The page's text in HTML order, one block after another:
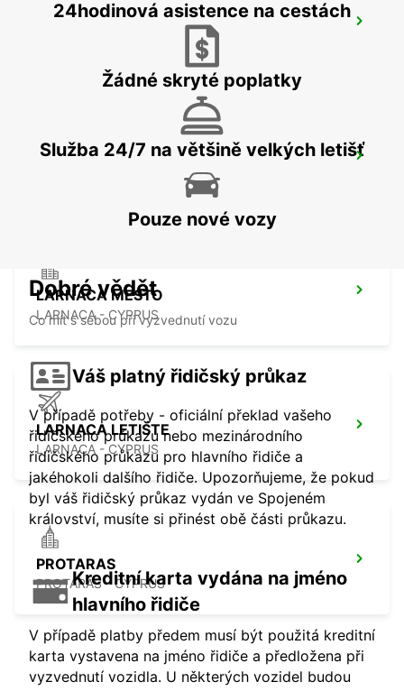
NICOSIA
LARNACA MESTO
LARNACA - CYPRUS
LARNACA LETIŠTE
LARNACA - CYPRUS
PROTARAS
PROTARAS - CYPRUS
24hodinová asistence na cestách
Žádné skryté poplatky
Služba 24/7 na většině velkých letišť
Pouze nové vozy
Dobré vědět
Co mít s sebou při vyzvednutí vozu
Váš platný řidičský průkaz
V případě potřeby - oficiální překlad vašeho
řidičského průkazu nebo mezinárodního
řidičského průkazu pro hlavního řidiče a
jakéhokoli dalšího řidiče. Upozorňujeme, že pokud
byl váš řidičský průkaz vydán ve Spojeném
království, musíte si přinést obě části průkazu.
Kreditní karta vydána na jméno
hlavního řidiče
V případě platby předem musí být použitá kreditní
karta vystavena na jméno řidiče a předložena při
vyzvednutí vozidla. U některých vozidel budou